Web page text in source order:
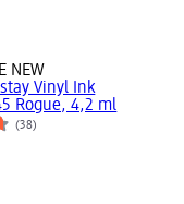
NEW
Vinyl Ink
Rogue, 4,2 ml
(38)